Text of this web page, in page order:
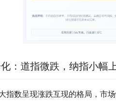
：道指微跌，纳指小幅
指数呈现涨跌互现的格局，市场